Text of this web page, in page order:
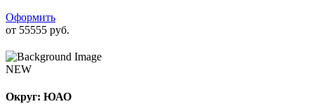
Оформить
от 55555 руб.
NEW
Округ: ЮАО